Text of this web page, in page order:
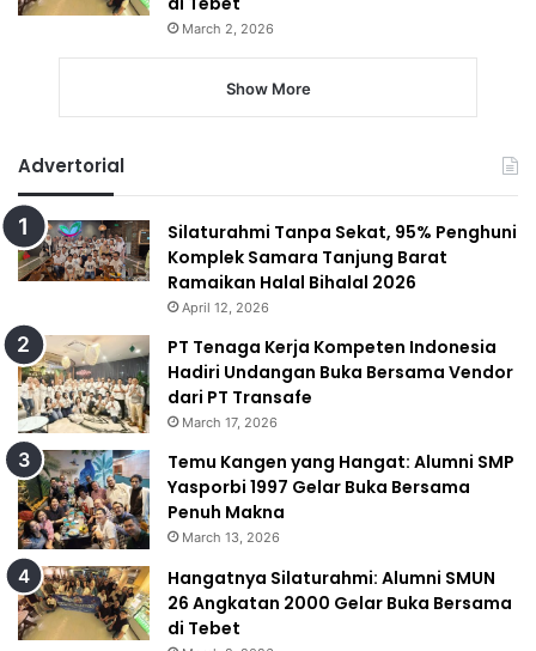
March 2, 2026
Show More
Advertorial
Silaturahmi Tanpa Sekat, 95% Penghuni
Komplek Samara Tanjung Barat
Ramaikan Halal Bihalal 2026
April 12, 2026
PT Tenaga Kerja Kompeten Indonesia
Hadiri Undangan Buka Bersama Vendor
dari PT Transafe
March 17, 2026
Temu Kangen yang Hangat: Alumni SMP
Yasporbi 1997 Gelar Buka Bersama
Penuh Makna
March 13, 2026
Hangatnya Silaturahmi: Alumni SMUN
26 Angkatan 2000 Gelar Buka Bersama
di Tebet